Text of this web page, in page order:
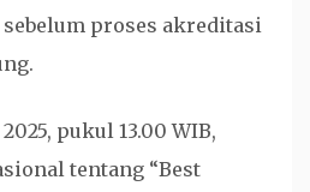
proses akreditasi
pukul 13.00 WIB,
tentang “Best